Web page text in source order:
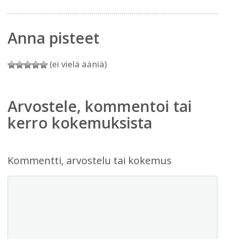
Anna pisteet
(ei vielä ääniä)
Arvostele, kommentoi tai
kerro kokemuksista
Kommentti, arvostelu tai kokemus